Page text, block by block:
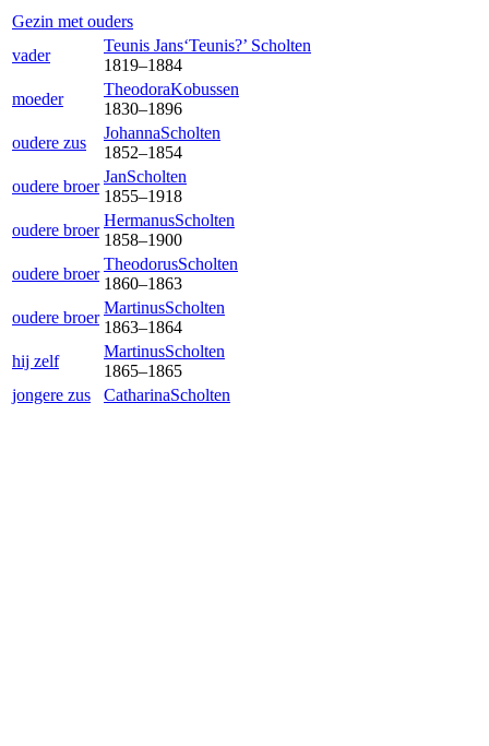
Gezin met ouders
vader
Teunis Jans‘Teunis?’ Scholten
1819–1884
moeder
TheodoraKobussen
1830–1896
oudere zus
JohannaScholten
1852–1854
oudere broer
JanScholten
1855–1918
oudere broer
HermanusScholten
1858–1900
oudere broer
TheodorusScholten
1860–1863
oudere broer
MartinusScholten
1863–1864
hij zelf
MartinusScholten
1865–1865
jongere zus
CatharinaScholten